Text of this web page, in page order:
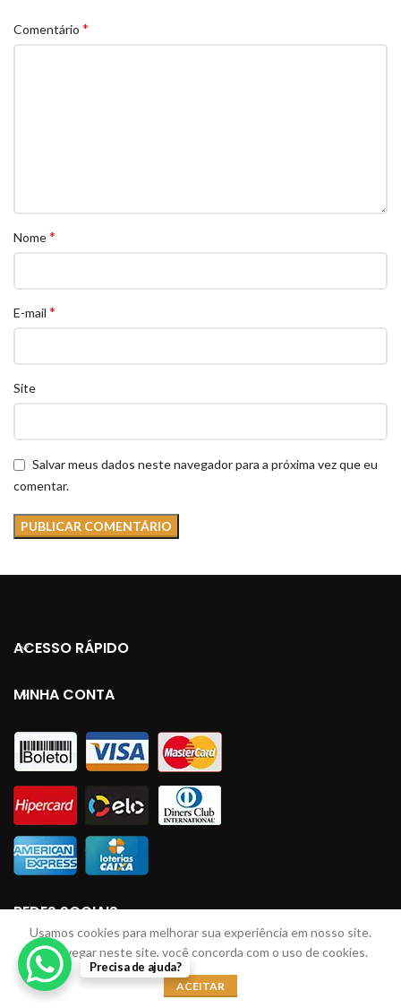
Comentário *
Nome*
E-mail *
Site
Salvar meus dados neste navegador para a próxima vez que eu
comentar.
ACESSO RÁPIDO
MINHA CONTA
REDES SOCIAIS
LINHAS JM 2023 Todos direitos reservados. Desenvolvido por: Lucas Braga
Usamos cookies para melhorar sua experiência em nosso site.
Ao navegar neste site, você concorda com o uso de cookies.
ACEITAR
Precisa de ajuda?